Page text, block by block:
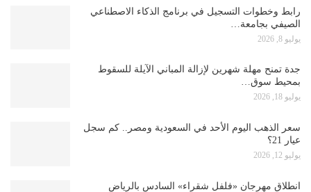
رابط وخطوات التسجيل في برنامج الذكاء الاصطناعي
الصيفي بجامعة…
يوليو 8, 2026
جدة تمنح مهلة شهرين لإزالة المباني الآيلة للسقوط
بمحيط سوق…
يوليو 18, 2026
سعر الذهب اليوم الأحد في السعودية ومصر.. كم سجل
عيار 21؟
يوليو 12, 2026
انطلاق مهرجان «فلفل شقراء» السادس بالرياض